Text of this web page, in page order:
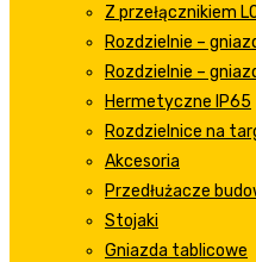
Z przełącznikiem
Rozdzielnie –
Rozdzielnie –
Hermetyczne IP65
Rozdzielnice na
Akcesoria
Przedłużacze
Stojaki
Gniazda tablicowe